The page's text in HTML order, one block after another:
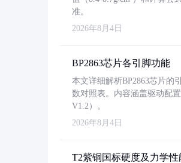
准。
2026年8月4日
BP2863芯片各引脚功能
本文详细解析BP2863芯片的
数对照表。内容涵盖驱动配
V1.2）。
2026年8月4日
T2紫铜国标硬度及力学性